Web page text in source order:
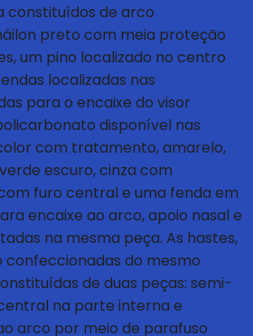
constituídos de arco
preto com meia proteção
um pino localizado no centro
localizadas nas
para o encaixe do visor
disponível nas
com tratamento, amarelo,
escuro, cinza com
furo central e uma fenda em
encaixe ao arco, apoio nasal e
na mesma peça. As hastes,
confeccionadas do mesmo
de duas peças: semi-
na parte interna e
arco por meio de parafuso